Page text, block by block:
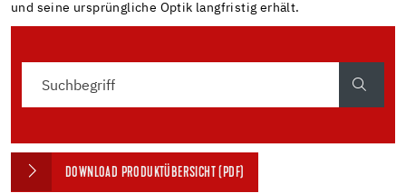
und seine ursprüngliche Optik langfristig erhält.
DOWNLOAD PRODUKTÜBERSICHT (PDF)